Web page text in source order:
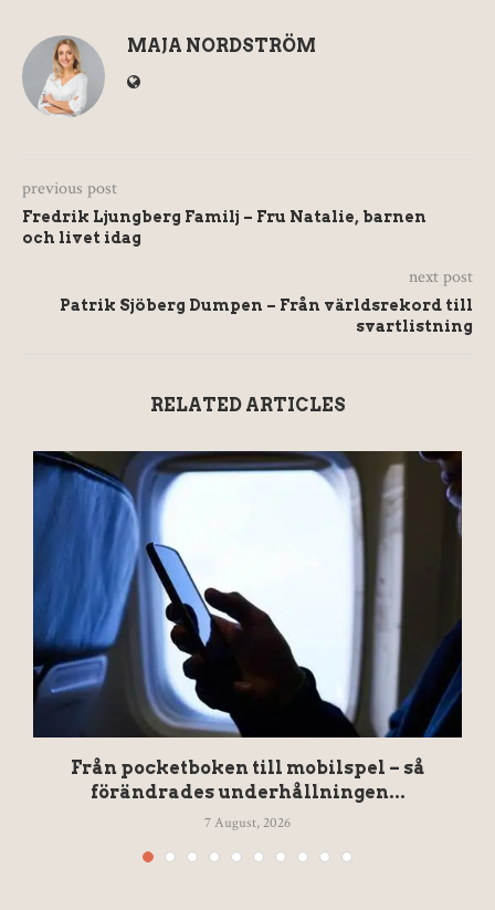
MAJA NORDSTRÖM
previous post
Fredrik Ljungberg Familj – Fru Natalie, barnen
och livet idag
next post
Patrik Sjöberg Dumpen – Från världsrekord till
svartlistning
RELATED ARTICLES
Från pocketboken till mobilspel – så
förändrades underhållningen...
7 August, 2026